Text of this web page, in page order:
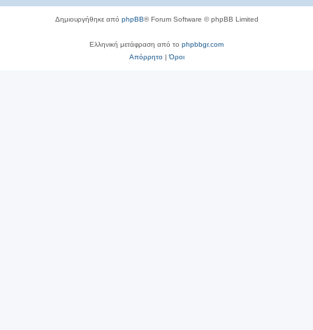
Δημιουργήθηκε από phpBB® Forum Software © phpBB Limited
Ελληνική μετάφραση από το phpbbgr.com
Απόρρητο|Όροι